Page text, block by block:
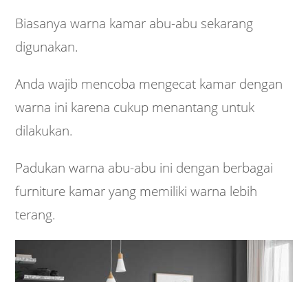
Biasanya warna kamar abu-abu sekarang
digunakan.
Anda wajib mencoba mengecat kamar dengan
warna ini karena cukup menantang untuk
dilakukan.
Padukan warna abu-abu ini dengan berbagai
furniture kamar yang memiliki warna lebih
terang.